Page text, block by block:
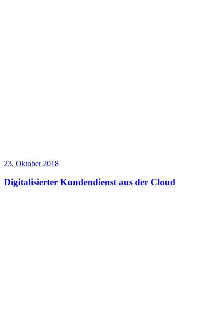
23. Oktober 2018
Digitalisierter Kundendienst aus der Cloud